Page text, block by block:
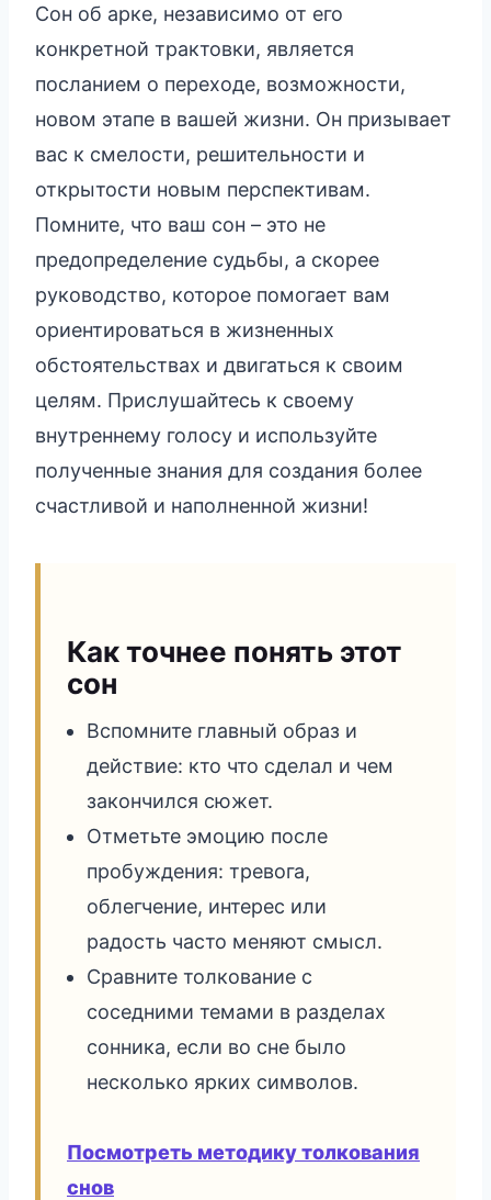
Сон об арке, независимо от его
конкретной трактовки, является
посланием о переходе, возможности,
новом этапе в вашей жизни. Он призывает
вас к смелости, решительности и
открытости новым перспективам.
Помните, что ваш сон – это не
предопределение судьбы, а скорее
руководство, которое помогает вам
ориентироваться в жизненных
обстоятельствах и двигаться к своим
целям. Прислушайтесь к своему
внутреннему голосу и используйте
полученные знания для создания более
счастливой и наполненной жизни!
Как точнее понять этот
сон
Вспомните главный образ и
действие: кто что сделал и чем
закончился сюжет.
Отметьте эмоцию после
пробуждения: тревога,
облегчение, интерес или
радость часто меняют смысл.
Сравните толкование с
соседними темами в разделах
сонника, если во сне было
несколько ярких символов.
Посмотреть методику толкования
снов